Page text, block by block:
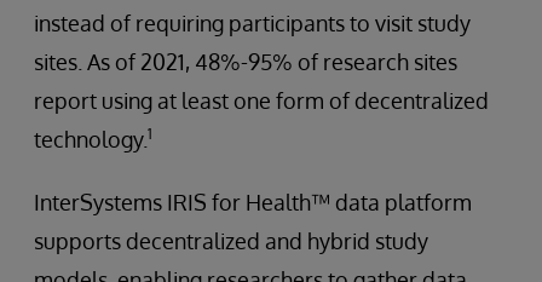
instead of requiring participants to visit study
sites. As of 2021, 48%-95% of research sites
report using at least one form of decentralized
technology. 1
InterSystems IRIS for Health™ data platform
supports decentralized and hybrid study